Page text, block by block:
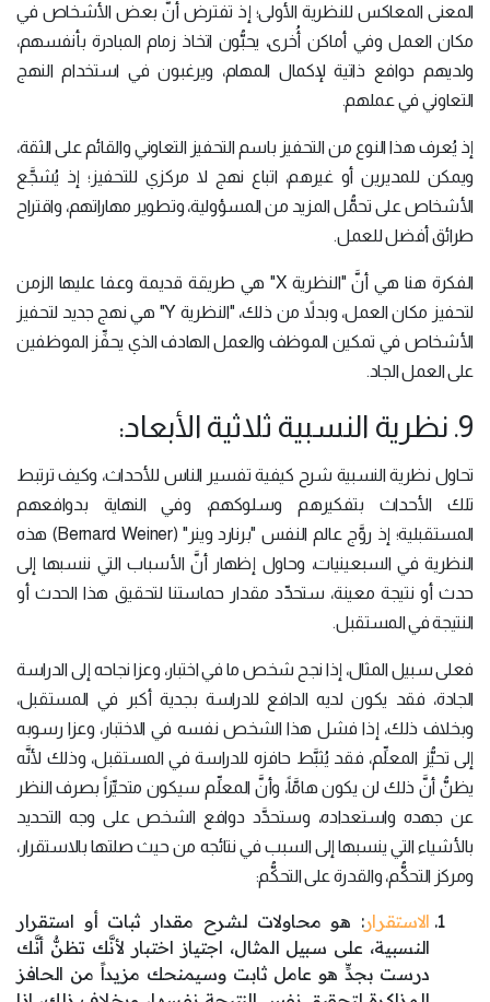
المعنى المعاكس للنظرية الأولى؛ إذ تفترض أنَّ بعض الأشخاص في
مكان العمل وفي أماكن أُخرى، يحبُّون اتخاذ زمام المبادرة بأنفسهم،
ولديهم دوافع ذاتية لإكمال المهام، ويرغبون في استخدام النهج
التعاوني في عملهم.
إذ يُعرف هذا النوع من التحفيز باسم التحفيز التعاوني والقائم على الثقة،
ويمكن للمديرين أو غيرهم، اتباع نهج لا مركزي للتحفيز؛ إذ يُشجَّع
الأشخاص على تحمُّل المزيد من المسؤولية، وتطوير مهاراتهم، واقتراح
طرائق أفضل للعمل.
الفكرة هنا هي أنَّ "النظرية X" هي طريقة قديمة وعفا عليها الزمن
لتحفيز مكان العمل، وبدلاً من ذلك، "النظرية Y" هي نهج جديد لتحفيز
الأشخاص في تمكين الموظف والعمل الهادف الذي يحفِّز الموظفين
على العمل الجاد.
9. نظرية النسبية ثلاثية الأبعاد:
تحاول نظرية النسبية شرح كيفية تفسير الناس للأحداث، وكيف ترتبط
تلك الأحداث بتفكيرهم وسلوكهم، وفي النهاية بدوافعهم
المستقبلية؛ إذ روَّج عالم النفس "برنارد وينر" (Bernard Weiner) هذه
النظرية في السبعينيات، وحاول إظهار أنَّ الأسباب التي ننسبها إلى
حدث أو نتيجة معينة، ستحدِّد مقدار حماستنا لتحقيق هذا الحدث أو
النتيجة في المستقبل.
فعلى سبيل المثال، إذا نجح شخص ما في اختبار، وعزا نجاحه إلى الدراسة
الجادة، فقد يكون لديه الدافع للدراسة بجدية أكبر في المستقبل،
وبخلاف ذلك، إذا فشل هذا الشخص نفسه في الاختبار، وعزا رسوبه
إلى تحيُّز المعلِّم، فقد يُثبَّط حافزه للدراسة في المستقبل، وذلك لأنَّه
يظنُّ أنَّ ذلك لن يكون هامَّاً، وأنَّ المعلِّم سيكون متحيِّزاً بصرف النظر
عن جهده واستعداده، وستحدَّد دوافع الشخص على وجه التحديد
بالأشياء التي ينسبها إلى السبب في نتائجه من حيث صلتها بالاستقرار،
ومركز التحكُّم، والقدرة على التحكُّم:
الاستقرار: هو محاولات لشرح مقدار ثبات أو استقرار
النسبية، على سبيل المثال، اجتياز اختبار لأنَّك تظنُّ أنَّك
درست بجدٍّ هو عامل ثابت وسيمنحك مزيداً من الحافز